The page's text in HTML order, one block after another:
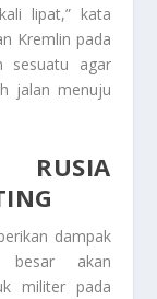
lipat,” kata
Kremlin pada
sesuatu agar
jalan menuju
dampak
besar akan
militer pada